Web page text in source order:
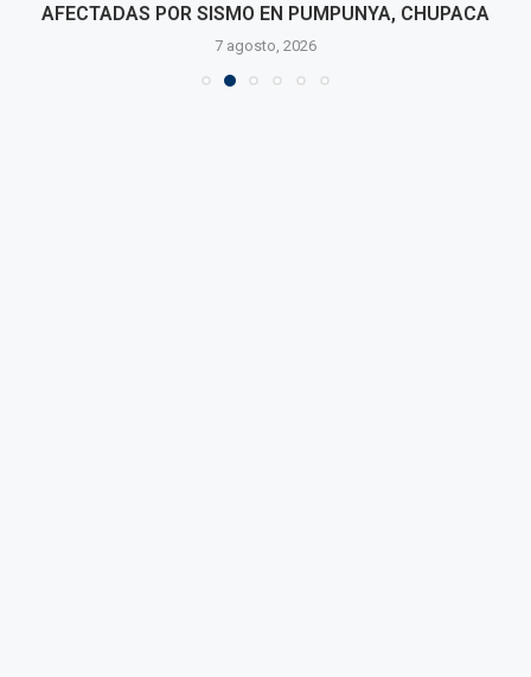
AFECTADAS POR SISMO EN PUMPUNYA, CHUPACA
7 agosto, 2026